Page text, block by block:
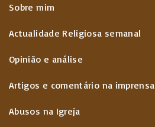
Sobre mim
Actualidade Religiosa semanal
Opinião e análise
Artigos e comentário na imprensa
Abusos na Igreja